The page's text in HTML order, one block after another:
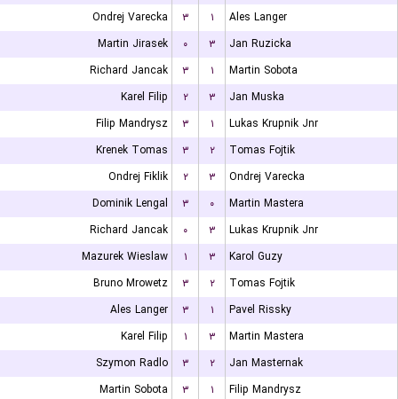
Ondrej Varecka
۳ ۱
Ales Langer
Martin Jirasek
۰ ۳
Jan Ruzicka
Richard Jancak
۳ ۱
Martin Sobota
Karel Filip
۲ ۳
Jan Muska
Filip Mandrysz
۳ ۱
Lukas Krupnik Jnr
Krenek Tomas
۳ ۲
Tomas Fojtik
Ondrej Fiklik
۲ ۳
Ondrej Varecka
Dominik Lengal
۳ ۰
Martin Mastera
Richard Jancak
۰ ۳
Lukas Krupnik Jnr
Mazurek Wieslaw
۱ ۳
Karol Guzy
Bruno Mrowetz
۳ ۲
Tomas Fojtik
Ales Langer
۳ ۱
Pavel Rissky
Karel Filip
۱ ۳
Martin Mastera
Szymon Radlo
۳ ۲
Jan Masternak
Martin Sobota
۳ ۱
Filip Mandrysz